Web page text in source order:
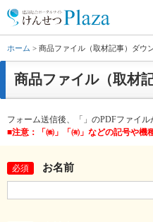
ホーム > 商品ファイル（取材記事）ダウ
商品ファイル（取材
フォーム送信後、「」のPDFファイル
■注意：「㈱」「㈲」などの記号や機
必須 お名前